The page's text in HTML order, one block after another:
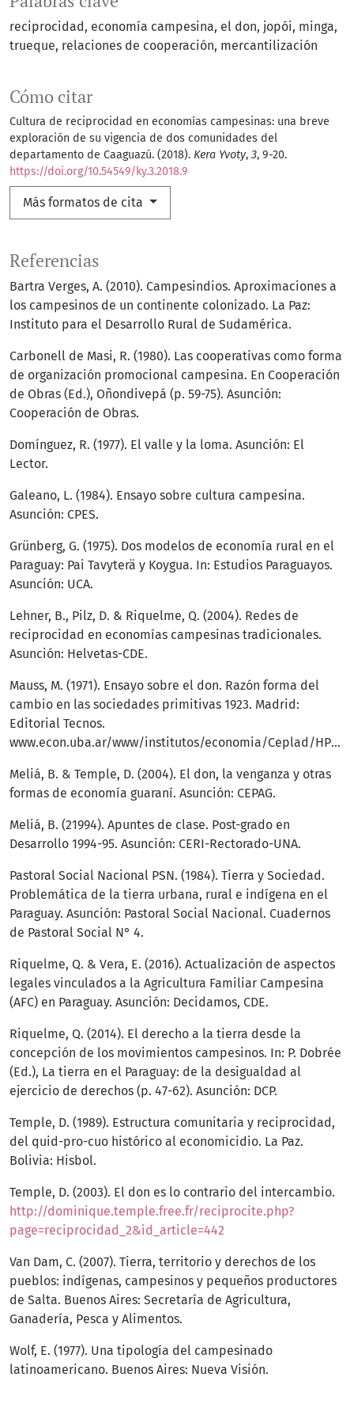
reciprocidad economía campesina el don jopói minga
trueque relaciones de cooperación mercantilización
Cómo citar
Cultura de reciprocidad en economías campesinas: una breve
exploración de su vigencia de dos comunidades del
departamento de Caaguazú. (2018). Kera Yvoty, 3, 9-20.
https://doi.org/10.54549/ky.3.2018.9
Más formatos de cita
Referencias
Bartra Verges, A. (2010). Campesindios. Aproximaciones a
los campesinos de un continente colonizado. La Paz:
Instituto para el Desarrollo Rural de Sudamérica.
Carbonell de Masi, R. (1980). Las cooperativas como forma
de organización promocional campesina. En Cooperación
de Obras (Ed.), Oñondivepá (p. 59-75). Asunción:
Cooperación de Obras.
Domínguez, R. (1977). El valle y la loma. Asunción: El
Lector.
Galeano, L. (1984). Ensayo sobre cultura campesina.
Asunción: CPES.
Grünberg, G. (1975). Dos modelos de economía rural en el
Paraguay: Pai Tavyterä y Koygua. In: Estudios Paraguayos.
Asunción: UCA.
Lehner, B., Pilz, D. & Riquelme, Q. (2004). Redes de
reciprocidad en economías campesinas tradicionales.
Asunción: Helvetas-CDE.
Mauss, M. (1971). Ensayo sobre el don. Razón forma del
cambio en las sociedades primitivas 1923. Madrid:
Editorial Tecnos.
www.econ.uba.ar/www/institutos/economia/Ceplad/HPE.../Mauss%20castellano.pdf
Meliá, B. & Temple, D. (2004). El don, la venganza y otras
formas de economía guaraní. Asunción: CEPAG.
Meliá, B. (21994). Apuntes de clase. Post-grado en
Desarrollo 1994-95. Asunción: CERI-Rectorado-UNA.
Pastoral Social Nacional PSN. (1984). Tierra y Sociedad.
Problemática de la tierra urbana, rural e indígena en el
Paraguay. Asunción: Pastoral Social Nacional. Cuadernos
de Pastoral Social N° 4.
Riquelme, Q. & Vera, E. (2016). Actualización de aspectos
legales vinculados a la Agricultura Familiar Campesina
(AFC) en Paraguay. Asunción: Decidamos, CDE.
Riquelme, Q. (2014). El derecho a la tierra desde la
concepción de los movimientos campesinos. In: P. Dobrée
(Ed.), La tierra en el Paraguay: de la desigualdad al
ejercicio de derechos (p. 47-62). Asunción: DCP.
Temple, D. (1989). Estructura comunitaria y reciprocidad,
del quid-pro-cuo histórico al economicidio. La Paz.
Bolivia: Hisbol.
Temple, D. (2003). El don es lo contrario del intercambio.
http://dominique.temple.free.fr/reciprocite.php?
page=reciprocidad_2&id_article=442
Van Dam, C. (2007). Tierra, territorio y derechos de los
pueblos: indígenas, campesinos y pequeños productores
de Salta. Buenos Aires: Secretaría de Agricultura,
Ganadería, Pesca y Alimentos.
Wolf, E. (1977). Una tipología del campesinado
latinoamericano. Buenos Aires: Nueva Visión.